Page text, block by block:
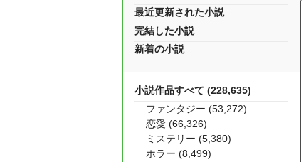
最近更新された小説
完結した小説
新着の小説
小説作品すべて (228,635)
ファンタジー (53,272)
恋愛 (66,326)
ミステリー (5,380)
ホラー (8,499)